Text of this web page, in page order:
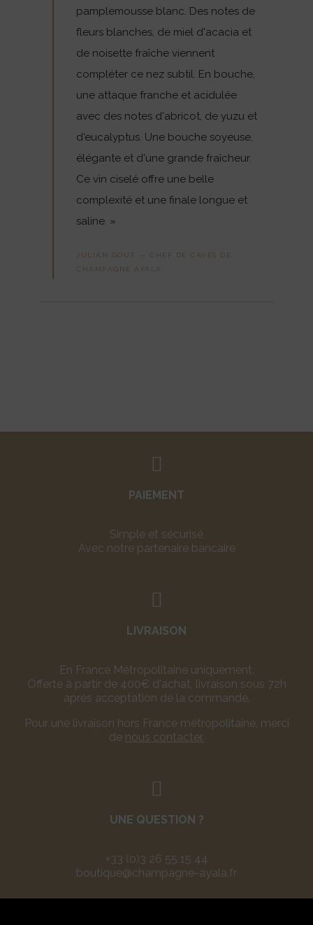
pamplemousse blanc. Des notes de
fleurs blanches, de miel d'acacia et
de noisette fraîche viennent
compléter ce nez subtil. En bouche,
une attaque franche et acidulée
avec des notes d'abricot, de yuzu et
d'eucalyptus. Une bouche soyeuse,
élégante et d'une grande fraîcheur.
Ce vin ciselé offre une belle
complexité et une finale longue et
saline. »
JULIAN GOUT — CHEF DE CAVES DE
CHAMPAGNE AYALA
PAIEMENT
Simple et sécurisé
Avec notre partenaire bancaire
LIVRAISON
En France Métropolitaine uniquement.
Offerte à partir de 400€ d'achat, livraison sous 72h
après acceptation de la commande.
Pour une livraison hors France métropolitaine, merci
de nous contacter.
UNE QUESTION ?
+33 (0)3 26 55 15 44
boutique@champagne-ayala.fr